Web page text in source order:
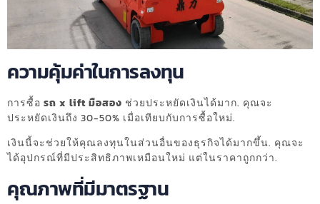
ความคุ้มค่าในการลงทุน
การซื้อ รถ x lift มือสอง ช่วยประหยัดเงินได้มาก. คุณจะ
ประหยัดเงินถึง 30-50% เมื่อเทียบกับการซื้อใหม่.
เงินนี้จะช่วยให้คุณลงทุนในส่วนอื่นของธุรกิจได้มากขึ้น. คุณจะ
ได้อุปกรณ์ที่มีประสิทธิภาพเหมือนใหม่ แต่ในราคาถูกกว่า.
คุณภาพที่มีมาตรฐาน